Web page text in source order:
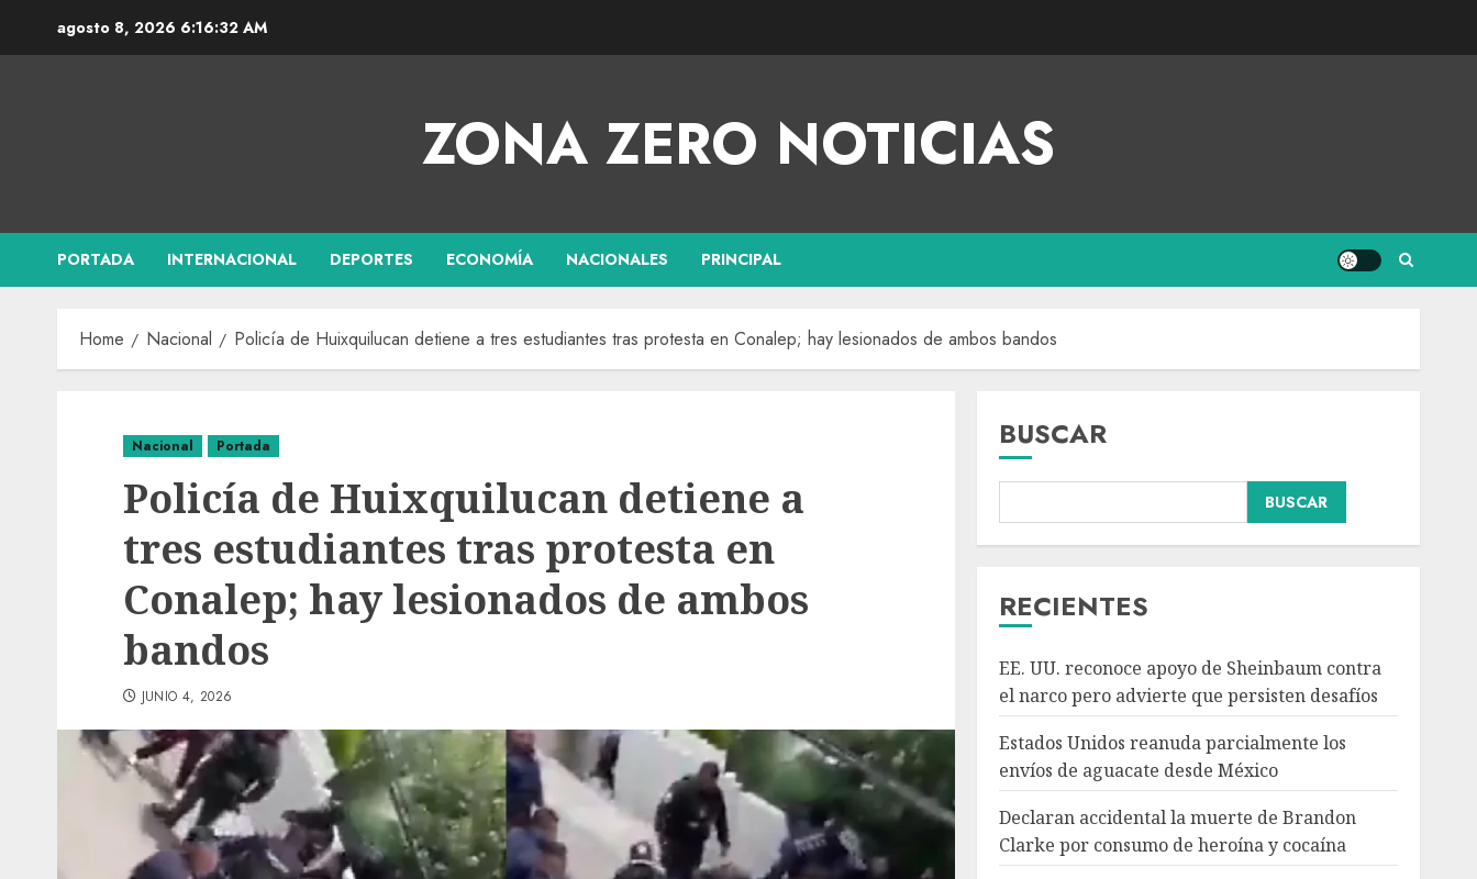
agosto 8, 2026 6:16:33 AM
ZONA ZERO NOTICIAS
PORTADA INTERNACIONAL DEPORTES ECONOMÍA NACIONALES PRINCIPAL
Home Nacional Policía de Huixquilucan detiene a tres estudiantes tras protesta en Conalep; hay lesionados de ambos bandos
Nacional Portada
Policía de Huixquilucan detiene a
tres estudiantes tras protesta en
Conalep; hay lesionados de ambos
bandos
JUNIO 4, 2026
BUSCAR
BUSCAR
RECIENTES
EE. UU. reconoce apoyo de Sheinbaum contra
el narco pero advierte que persisten desafíos
Estados Unidos reanuda parcialmente los
envíos de aguacate desde México
Declaran accidental la muerte de Brandon
Clarke por consumo de heroína y cocaína
3
Declaran accidental la
4
México y Perú
restablecen relaciones
años de enfrentamientos
AGOSTO 8, 2026
Avances en reproducción